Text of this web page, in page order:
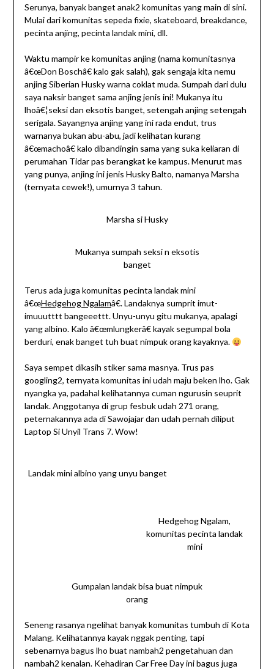
Serunya, banyak banget anak2 komunitas yang main di sini.
Mulai dari komunitas sepeda fixie, skateboard, breakdance,
pecinta anjing, pecinta landak mini, dll.
Waktu mampir ke komunitas anjing (nama komunitasnya
â€œDon Boschâ€ kalo gak salah), gak sengaja kita nemu
anjing Siberian Husky warna coklat muda. Sumpah dari dulu
saya naksir banget sama anjing jenis ini! Mukanya itu
lhoâ€¦seksi dan eksotis banget, setengah anjing setengah
serigala. Sayangnya anjing yang ini rada endut, trus
warnanya bukan abu-abu, jadi kelihatan kurang
â€œmachoâ€ kalo dibandingin sama yang suka keliaran di
perumahan Tidar pas berangkat ke kampus. Menurut mas
yang punya, anjing ini jenis Husky Balto, namanya Marsha
(ternyata cewek!), umurnya 3 tahun.
Marsha si Husky
Mukanya sumpah seksi n eksotis
banget
Terus ada juga komunitas pecinta landak mini
â€œHedgehog Ngalamâ€. Landaknya sumprit imut-
imuuutttt bangeeettt. Unyu-unyu gitu mukanya, apalagi
yang albino. Kalo â€œmlungkerâ€ kayak segumpal bola
berduri, enak banget tuh buat nimpuk orang kayaknya.
Saya sempet dikasih stiker sama masnya. Trus pas
googling2, ternyata komunitas ini udah maju beken lho. Gak
nyangka ya, padahal kelihatannya cuman ngurusin seuprit
landak. Anggotanya di grup fesbuk udah 271 orang,
peternakannya ada di Sawojajar dan udah pernah diliput
Laptop Si Unyil Trans 7. Wow!
Landak mini albino yang unyu banget
Hedgehog Ngalam,
komunitas pecinta landak
mini
Gumpalan landak bisa buat nimpuk
orang
Seneng rasanya ngelihat banyak komunitas tumbuh di Kota
Malang. Kelihatannya kayak nggak penting, tapi
sebenarnya bagus lho buat nambah2 pengetahuan dan
nambah2 kenalan. Kehadiran Car Free Day ini bagus juga